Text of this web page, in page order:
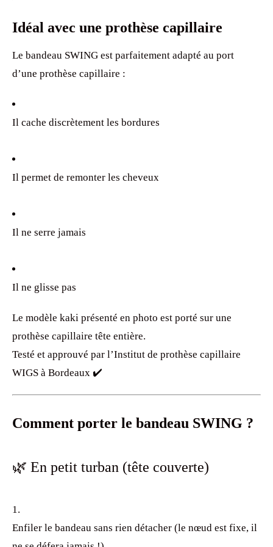
Idéal avec une prothèse capillaire
Le bandeau SWING est parfaitement adapté au port
d’une prothèse capillaire :
Il cache discrètement les bordures
Il permet de remonter les cheveux
Il ne serre jamais
Il ne glisse pas
Le modèle kaki présenté en photo est porté sur une
prothèse capillaire tête entière.
Testé et approuvé par l’Institut de prothèse capillaire
WIGS à Bordeaux ✔️
Comment porter le bandeau SWING ?
🌿 En petit turban (tête couverte)
Enfiler le bandeau sans rien détacher (le nœud est fixe, il